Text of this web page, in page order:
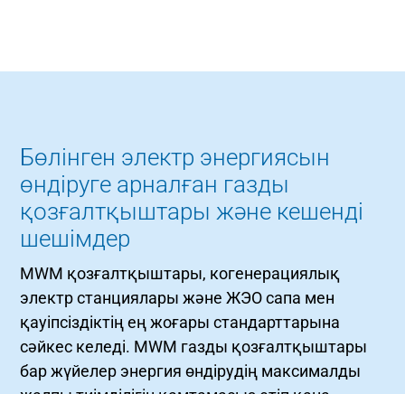
Бөлінген электр энергиясын
өндіруге арналған газды
қозғалтқыштары және кешенді
шешімдер
MWM қозғалтқыштары, когенерациялық
электр станциялары және ЖЭО сапа мен
қауіпсіздіктің ең жоғары стандарттарына
сәйкес келеді. MWM газды қозғалтқыштары
бар жүйелер энергия өндірудің максималды